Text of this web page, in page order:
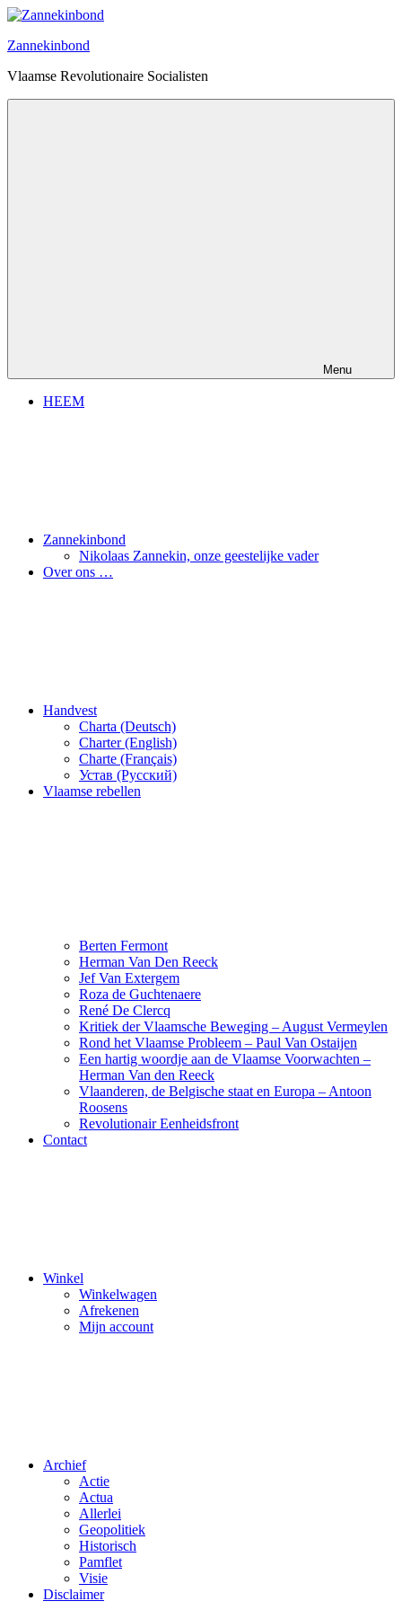
Ga
de
Zannekinbond
Vlaamse Revolutionaire Socialisten
Menu
HEEM
Zannekinbond
Nikolaas Zannekin, onze geestelijke vader
Over ons …
Handvest
Charta (Deutsch)
Charter (English)
Charte (Français)
Устав (Pусский)
Vlaamse rebellen
Berten Fermont
Herman Van Den Reeck
Jef Van Extergem
Roza de Guchtenaere
René De Clercq
Kritiek der Vlaamsche Beweging – August Vermeylen
Rond het Vlaamse Probleem – Paul Van Ostaijen
Een hartig woordje aan de Vlaamse Voorwachten –
Herman Van den Reeck
Vlaanderen, de Belgische staat en Europa – Antoon
Roosens
Revolutionair Eenheidsfront
Contact
Winkel
Winkelwagen
Afrekenen
Mijn account
Archief
Actie
Actua
Allerlei
Geopolitiek
Historisch
Pamflet
Visie
Disclaimer